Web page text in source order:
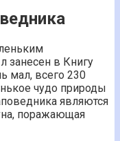
занесен в Книгу
мал, всего 230
чудо природы
являются
поражающая